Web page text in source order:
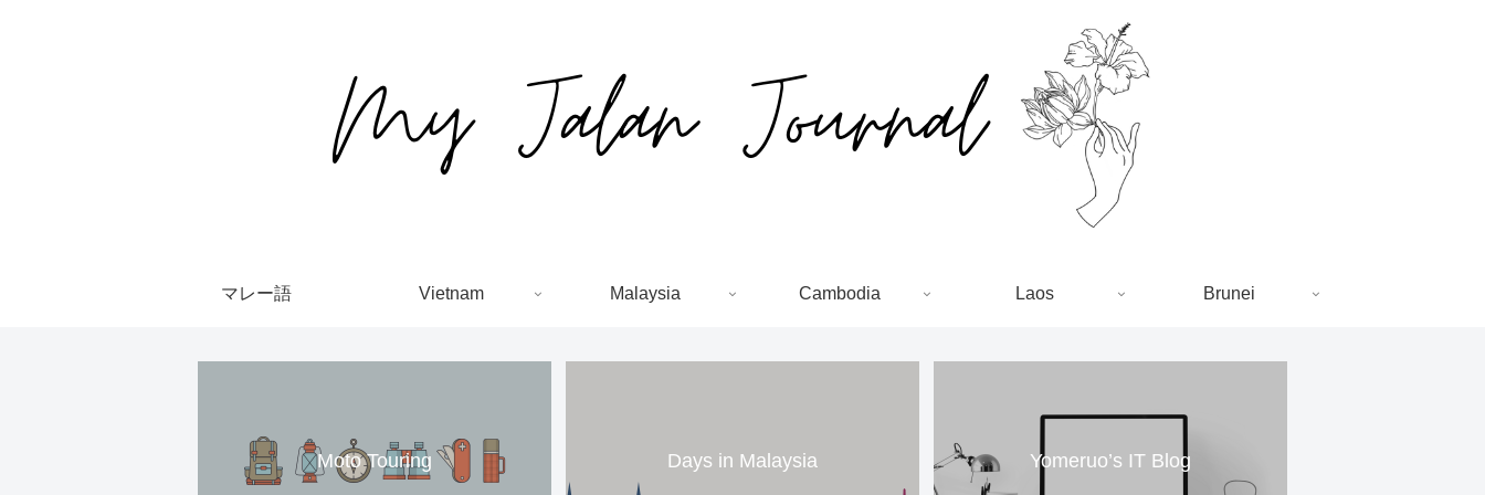
マレー語 Vietnam Malaysia Cambodia Laos Brunei
Moto Touring Days in Malaysia Yomeruo’s IT Blog